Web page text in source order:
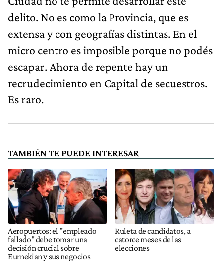
delito. No es como la Provincia, que es
extensa y con geografías distintas. En el
micro centro es imposible porque no podés
escapar. Ahora de repente hay un
recrudecimiento en Capital de secuestros.
Es raro.
TAMBIÉN TE PUEDE INTERESAR
Aeropuertos: el "empleado
fallado" debe tomar una
decisión crucial sobre
Eurnekian y sus negocios
Ruleta de candidatos, a
catorce meses de las
elecciones